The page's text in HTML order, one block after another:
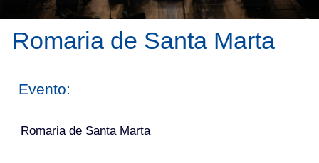
Romaria de Santa Marta
Evento:
Romaria de Santa Marta